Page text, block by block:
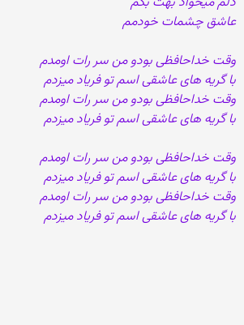
عاشق چشمات خودمم
وقت خداحافظی بودو من سر رات اومدم
با گریه های عاشقی اسم تو فریاد میزدم
وقت خداحافظی بودو من سر رات اومدم
با گریه های عاشقی اسم تو فریاد میزدم
وقت خداحافظی بودو من سر رات اومدم
با گریه های عاشقی اسم تو فریاد میزدم
وقت خداحافظی بودو من سر رات اومدم
با گریه های عاشقی اسم تو فریاد میزدم